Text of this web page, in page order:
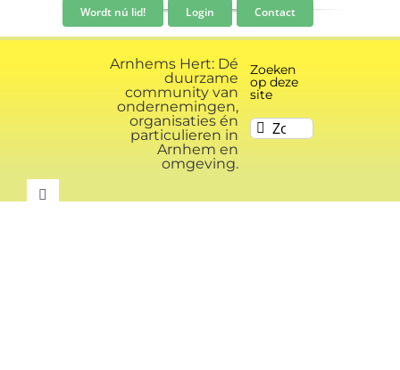
inhoud
Wordt nú lid! Login Contact
Arnhems Hert: Dé
duurzame
community van
ondernemingen,
organisaties én
particulieren in
Arnhem en
omgeving.
Zoeken
op deze
site
Zoeken
naar:
Toggle